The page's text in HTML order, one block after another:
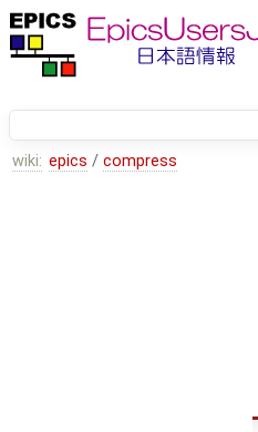
wiki: epics / compress